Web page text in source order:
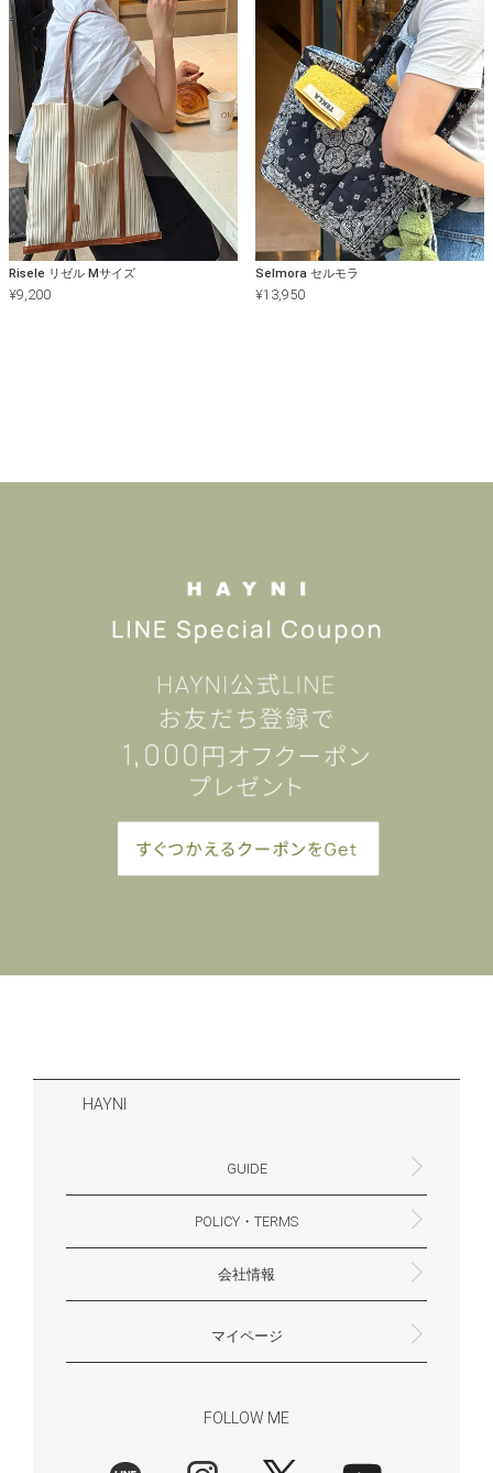
Risele リゼル Mサイズ
¥9,200
Selmora セルモラ
¥13,950
HAYNI
GUIDE
よくあるご質問・お問合せ
お支払いについて
配送・送料について
ギフトサービスについて
一緒に働く？(HAYNI採用情報サイトへ)
for Foreigners (overseas delivery)
POLICY・TERMS
返品・交換について
プライバシーポリシー
特定商取引法に基づく表示
外部送信ポリシー
会社情報
大阪府大阪市淀川区十八条3-9-35
電話番号：06-6868-9671
※お電話でのお問合せ受付は行っておりません
メール：support@hayni.jp
お問い合わせはこちらからお願いいたします
営業時間：10：00～15：00（金曜日は14：00ま
定休日： 土・日・祝祭日
※土日祝祭日はお休みをいただきます。
メールの返信は翌営業日となりますので、ご了承
マイページ
FOLLOW ME